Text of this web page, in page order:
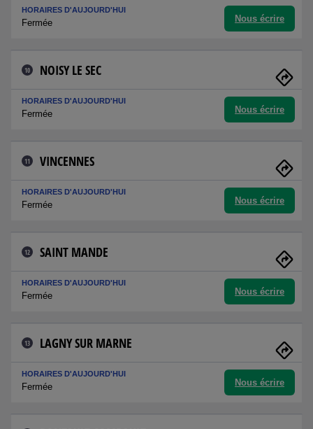
HORAIRES D'AUJOURD'HUI
Fermée Nous écrire
10 NOISY LE SEC
HORAIRES D'AUJOURD'HUI
Fermée Nous écrire
11 VINCENNES
HORAIRES D'AUJOURD'HUI
Fermée Nous écrire
12 SAINT MANDE
HORAIRES D'AUJOURD'HUI
Fermée Nous écrire
13 LAGNY SUR MARNE
HORAIRES D'AUJOURD'HUI
Fermée Nous écrire